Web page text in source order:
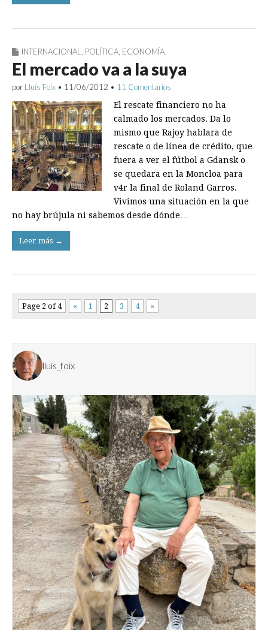
INTERNACIONAL POLÍTICA ECONOMÍA
El mercado va a la suya
por Lluís Foix • 11/06/2012 • 11 Comentarios
El rescate financiero no ha
calmado los mercados. Da lo
mismo que Rajoy hablara de
rescate o de línea de crédito, que
fuera a ver el fútbol a Gdansk o
se quedara en la Moncloa para
v4r la final de Roland Garros.
Vivimos una situación en la que
no hay brújula ni sabemos desde dónde…
Leer más →
Page 2 of 4 « 1 2 3 4 »
lluis_foix